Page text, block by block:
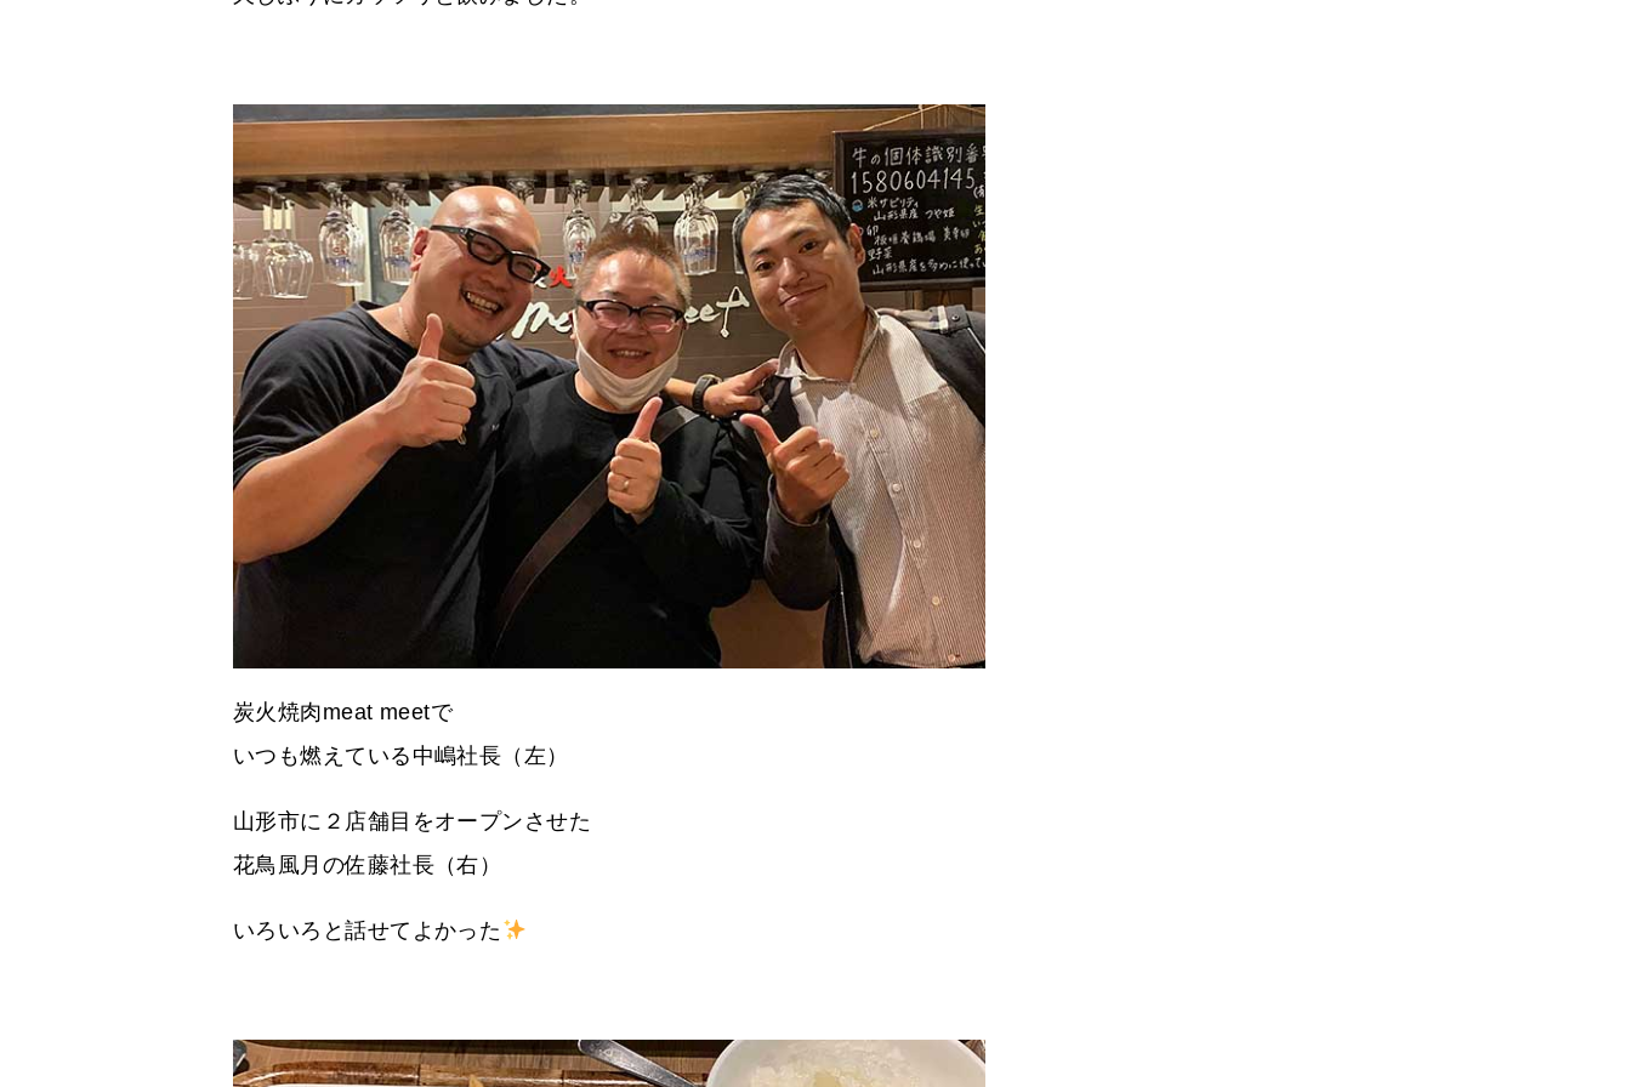
炭火焼肉meat meetで
いつも燃えている中嶋社長（左）
山形市に２店舗目をオープンさせた
花鳥風月の佐藤社長（右）
いろいろと話せてよかった